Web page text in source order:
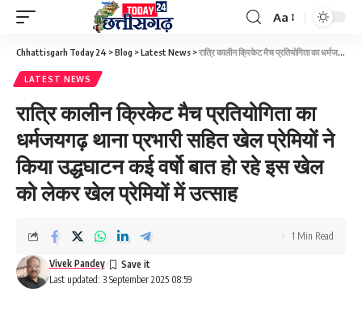
Font
Resizer
Aa
Chhattisgarh Today 24 >Blog >Latest News >रात्रि कालीन क्रिकेट मैच प्रतियोगिता का धर्मजयगढ़ थाना प्रभारी सहित खेल प्रेमियों ने किया उद्धघाटन कई वर्षो बात हो रहे इस खेल को लेकर खेल प्रेमियों में उत्साह
LATEST NEWS
रात्रि कालीन क्रिकेट मैच प्रतियोगिता का
धर्मजयगढ़ थाना प्रभारी सहित खेल प्रेमियों ने
किया उद्धघाटन कई वर्षो बात हो रहे इस खेल
को लेकर खेल प्रेमियों में उत्साह
Last updated: 3 September 2025 08:59
Vivek Pandey
1 Min Read